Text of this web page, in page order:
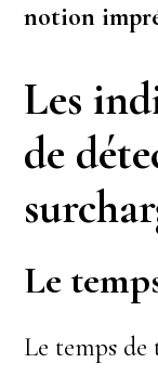
notion
Les
de
Le
Le temps